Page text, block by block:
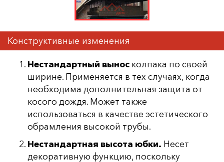
Конструктивные изменения
Нестандартный вынос колпака по своей
ширине. Применяется в тех случаях, когда
необходима дополнительная защита от
косого дождя. Может также
использоваться в качестве эстетического
обрамления высокой трубы.
Нестандартная высота юбки. Несет
декоративную функцию, поскольку